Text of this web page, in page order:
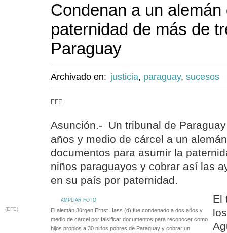
Condenan a un
paternidad de más de
Paraguay
Archivado en: justicia, paraguay, sucesos
EFE
Asunción.- Un tribunal de
años y medio de cárcel a un
documentos para asumir la
niños paraguayos y cobrar así las
en su país por paternidad.
AMPLIAR FOTO
(EFE)
El alemán Jürgen Ernst Hass (d) fue condenado a dos años y
medio de cárcel por falsificar documentos para reconocer como
hijos propios a 30 niños pobres de Paraguay y cobrar un
El